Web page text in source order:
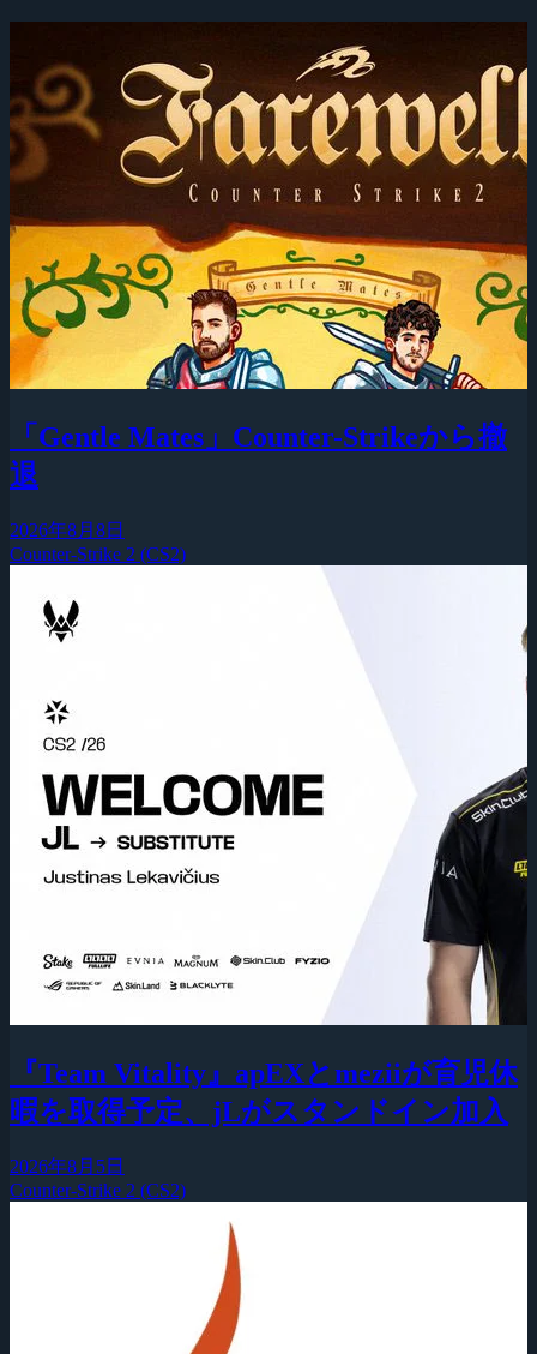
「Gentle Mates」Counter-Strikeから撤
退
2026年8月8日
Counter-Strike 2 (CS2)
『Team Vitality』apEXとmeziiが育児休
暇を取得予定、jLがスタンドイン加入
2026年8月5日
Counter-Strike 2 (CS2)